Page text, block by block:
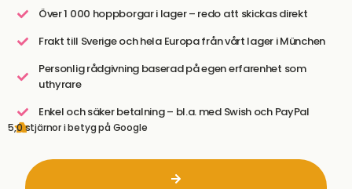
Över 1 000 hoppborgar i lager – redo att skickas direkt
Frakt till Sverige och hela Europa från vårt lager i München
Personlig rådgivning baserad på egen erfarenhet som
uthyrare
Enkel och säker betalning – bl.a. med Swish och PayPal
5,0 stjärnor i betyg på Google